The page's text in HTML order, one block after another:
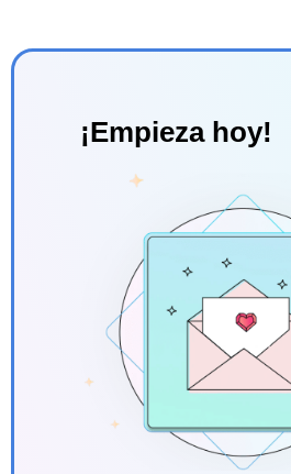
¡Empieza hoy!